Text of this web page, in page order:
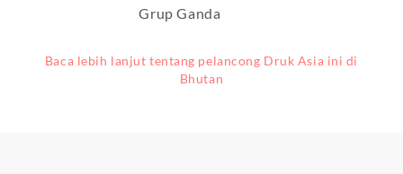
Grup Ganda
Baca lebih lanjut tentang pelancong Druk Asia ini di
Bhutan